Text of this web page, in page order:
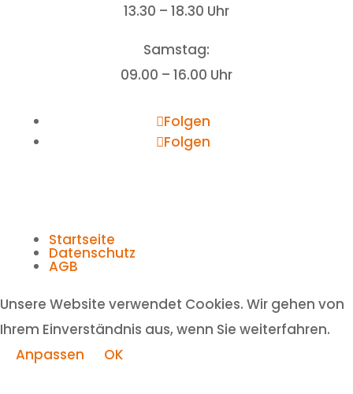
13.30 – 18.30 Uhr
Samstag:
09.00 – 16.00 Uhr
Folgen
Folgen
Startseite
Datenschutz
AGB
Unsere Website verwendet Cookies. Wir gehen von
Ihrem Einverständnis aus, wenn Sie weiterfahren.
Anpassen
OK